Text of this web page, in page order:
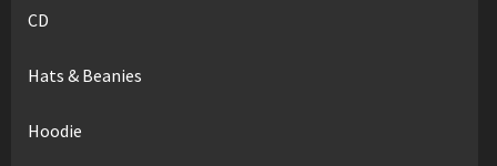
CD
Hats & Beanies
Hoodie